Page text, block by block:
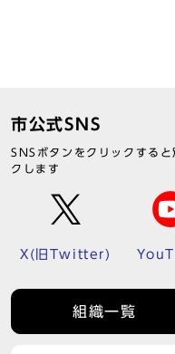
市公式SNS
SNSボタンをクリックする
クします
X(旧Twitter)
組織一覧